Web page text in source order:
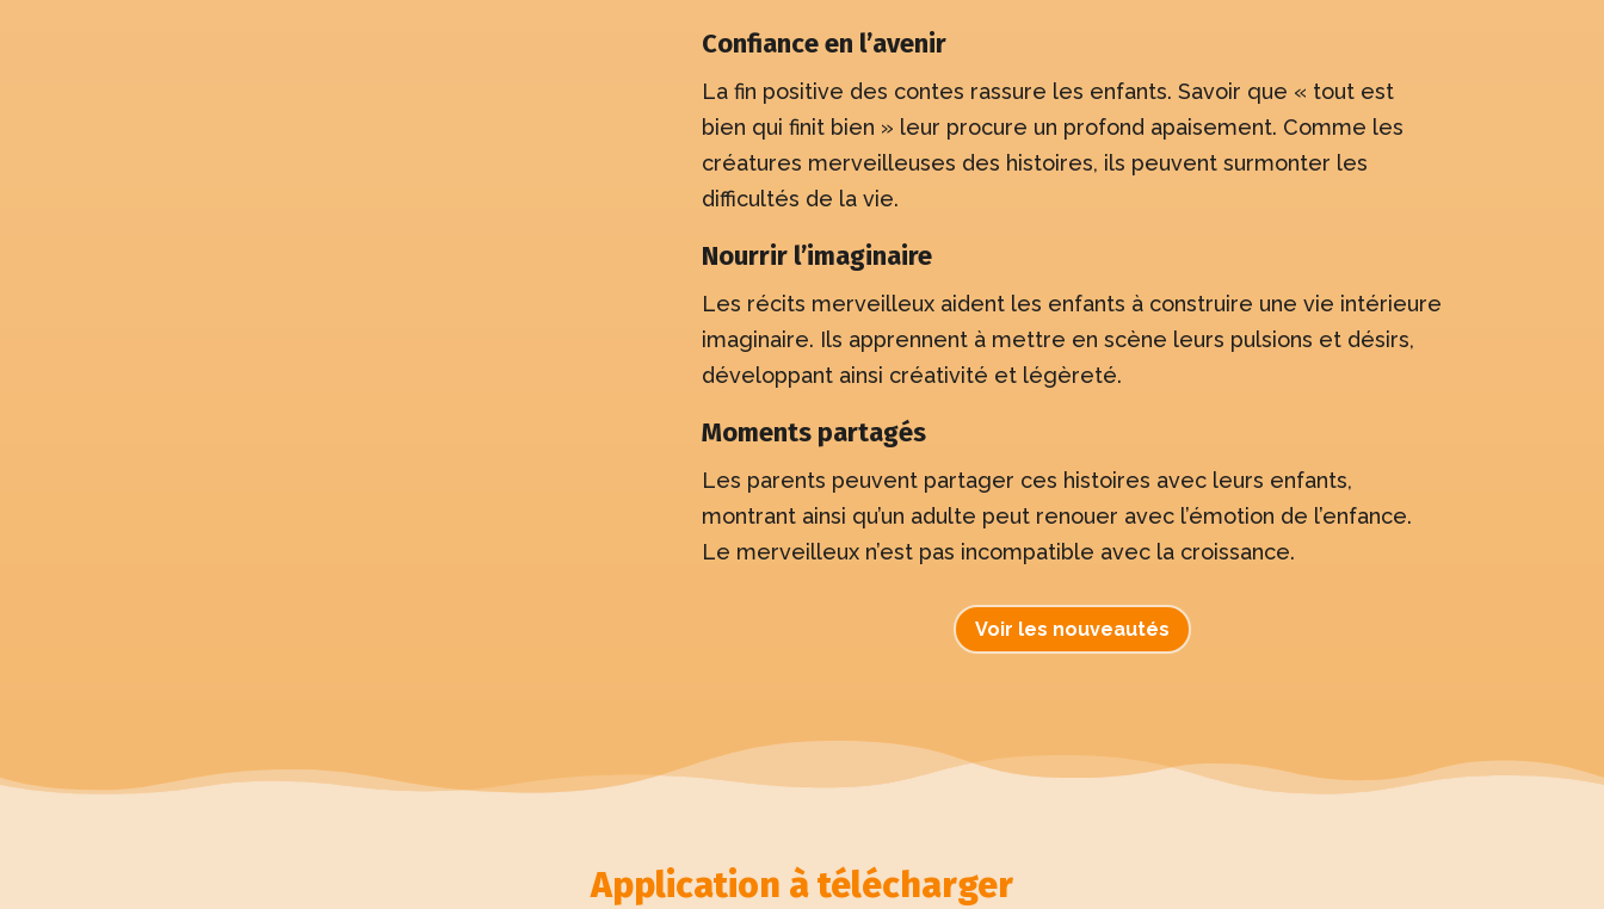
Confiance en l’avenir
La fin positive des contes rassure les enfants. Savoir que « tout est
bien qui finit bien » leur procure un profond apaisement. Comme les
créatures merveilleuses des histoires, ils peuvent surmonter les
difficultés de la vie.
Nourrir l’imaginaire
Les récits merveilleux aident les enfants à construire une vie intérieure
imaginaire. Ils apprennent à mettre en scène leurs pulsions et désirs,
développant ainsi créativité et légèreté.
Moments partagés
Les parents peuvent partager ces histoires avec leurs enfants,
montrant ainsi qu’un adulte peut renouer avec l’émotion de l’enfance.
Le merveilleux n’est pas incompatible avec la croissance.
Voir les nouveautés
Application à télécharger